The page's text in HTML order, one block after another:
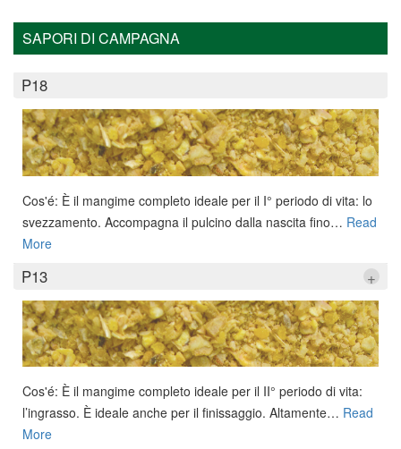
SAPORI DI CAMPAGNA
P18
Cos'é: È il mangime completo ideale per il I° periodo di vita: lo
svezzamento. Accompagna il pulcino dalla nascita fino… Read
More
P13 +
Cos'é: È il mangime completo ideale per il II° periodo di vita:
l’ingrasso. È ideale anche per il finissaggio. Altamente… Read
More